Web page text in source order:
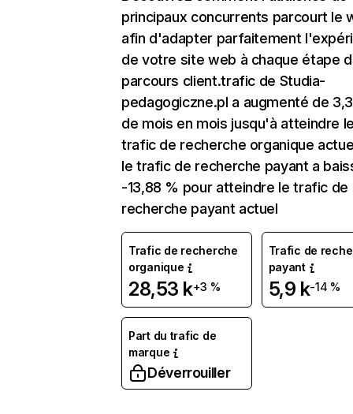
principaux concurrents parcourt le
afin d'adapter parfaitement
de votre site web à chaque étape
parcours client.trafic de Studia-
pedagogiczne.pl a augmenté de
de mois en mois jusqu'à atteindre
trafic de recherche organique
le trafic de recherche payant a
-13,88 % pour atteindre le trafic de
recherche payant actuel
Trafic de recherche
organique
28,53 k+3 %
Trafic de
payant
5,9 k-14 %
Part du trafic de
marque
Déverrouiller